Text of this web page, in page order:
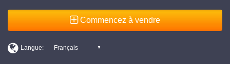
Commencez à vendre